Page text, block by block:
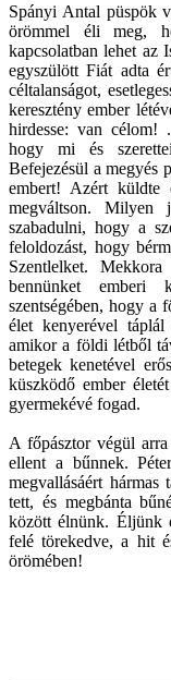
Spányi Antal püspök
örömmel éli meg,
kapcsolatban lehet az
egyszülött Fiát adta
céltalanságot,
keresztény ember
hirdesse: van célom!
hogy mi és
Befejezésül a megyés
embert! Azért küldte
megváltson.
szabadulni, hogy a
feloldozást, hogy
Szentlelket.
bennünket emberi
szentségében, hogy a
élet kenyerével
amikor a földi létből
betegek kenetével
küszködő ember
gyermekévé fogad.
A főpásztor végül
ellent a bűnnek.
megvallásáért hármas
tett, és megbánta
között élnünk. Éljünk
felé törekedve, a hit
örömében!